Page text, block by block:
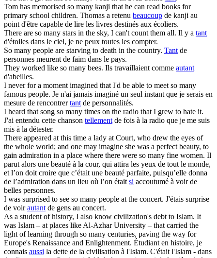
Tom has memorised so many kanji that he can read books for
primary school children. Thomas a retenu beaucoup de kanji au
point d'être capable de lire les livres destinés aux écoliers.
There are so many stars in the sky, I can't count them all. Il y a tant
d'étoiles dans le ciel, je ne peux toutes les compter.
So many people are starving to death in the country. Tantde
personnes meurent de faim dans le pays.
They worked like so many bees. Ils travaillaient comme autant
d'abeilles.
I never for a moment imagined that I'd be able to meetso many
famous people. Je n'ai jamais imaginé un seul instant que je serais en
mesure de rencontrertantde personnalités.
I heard that song so many times on the radio that I grew to hate it.
J'ai entendu cette chanson tellementde fois à la radio que je me suis
mis à la détester.
There appeared at this time a lady at Court, who drew the eyes of
the whole world; and one may imagine she was a perfect beauty, to
gain admiration in a place where there were so many fine women. Il
parut alors une beauté à la cour, qui attira les yeux de tout le monde,
et l’on doit croire que c’était une beauté parfaite, puisqu’elle donna
de l’admiration dans un lieu où l’on étaitsi accoutumé à voir de
belles personnes.
I was surprised to see so many people at the concert. J'étais surprise
de voirautantde gens au concert.
As a student of history, I also know civilization's debt to Islam. It
was Islam – at places like Al-Azhar University – that carried the
light of learning through so many centuries, paving the way for
Europe's Renaissance and Enlightenment. Étudiant en histoire, je
connais aussi la dette de la civilisation à l'Islam. C'était l'Islam - dans